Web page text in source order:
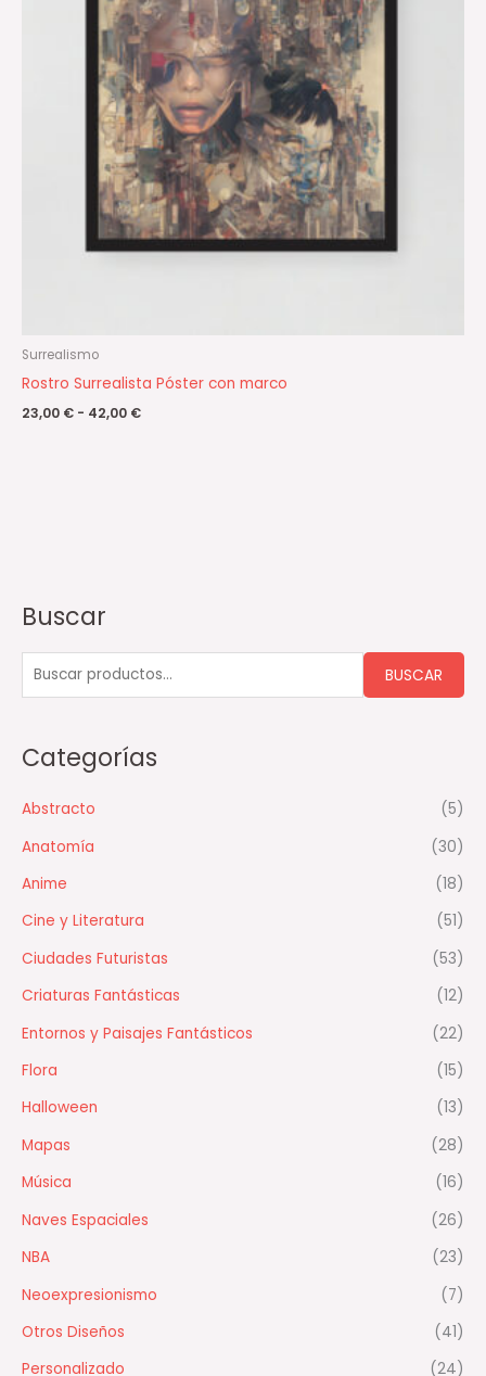
Buscar
B
c
r
o
r
BUSCAR
Categorías
Abstracto
(5)
Anatomía
(30)
Anime
(18)
Cine y Literatura
(51)
Ciudades Futuristas
(53)
Criaturas Fantásticas
(12)
Entornos y Paisajes Fantásticos
(22)
Flora
(15)
Halloween
(13)
Mapas
(28)
Música
(16)
Naves Espaciales
(26)
NBA
(23)
Neoexpresionismo
(7)
Otros Diseños
(41)
Personalizado
(24)
Surrealismo
Rostro Surrealista Póster con marco
23,00 € - 42,00 €
42,00 €